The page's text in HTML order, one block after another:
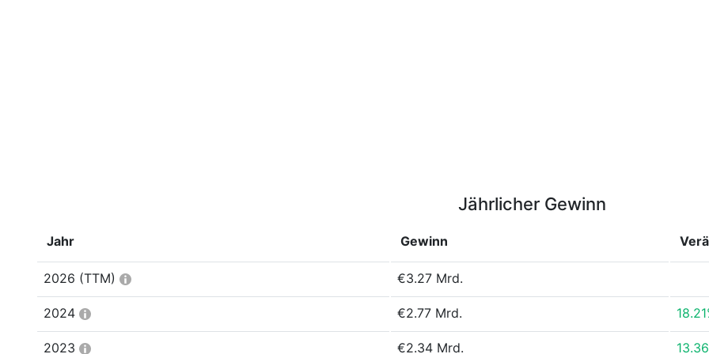
Jährlicher Gewinn
Jahr Gewinn
2026 (TTM) €3.27 Mrd.
2024 €2.77 Mrd.
2023 €2.34 Mrd.